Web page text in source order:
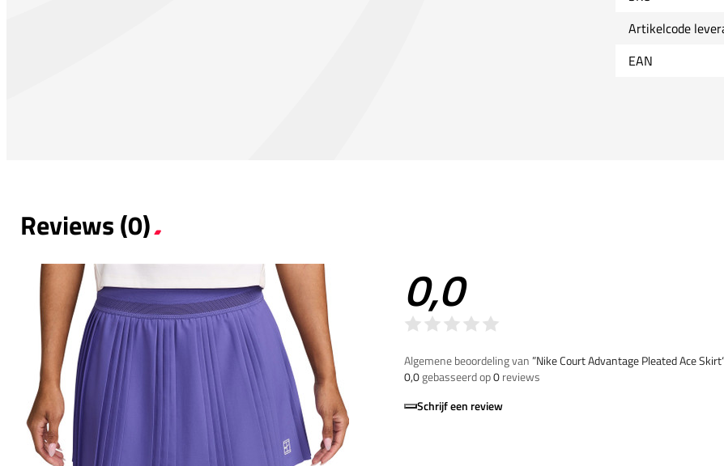
Artikelcode
EAN
Reviews (0)
0,0
Algemene beoordeling van”Nike Court Advantage Pleated Ace
0,0gebasseerd op0reviews
Schrijf een review